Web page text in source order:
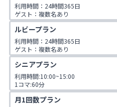
利用時間：24時間365日
ゲスト：複数名あり
1日2コマ予約可
ルビープラン
利用時間：24時間365日
ゲスト：複数名あり
1日3コマ予約可
シニアプラン
利用時間:10:00~15:00
1コマ:60分
対象年齢:60歳以上
ゲスト:無し
月1回数プラン